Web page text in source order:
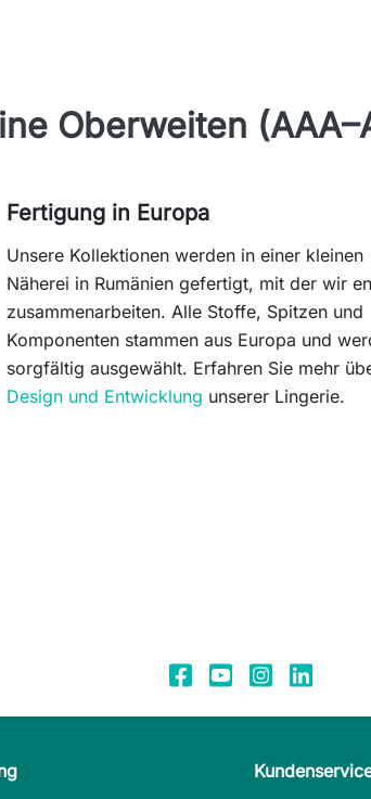
Oberweiten
Fertigung in Europa
Unsere Kollektionen werden in einer kleinen
Näherei in Rumänien gefertigt, mit der wir
zusammenarbeiten. Alle Stoffe, Spitzen und
Komponenten stammen aus Europa und
sorgfältig ausgewählt. Erfahren Sie mehr
Design und Entwicklung unserer Lingerie.